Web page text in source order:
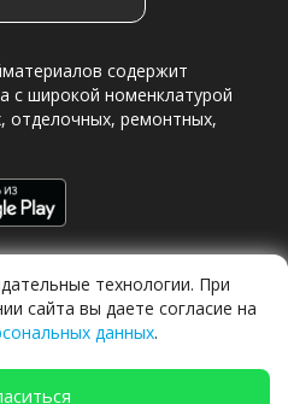
содержит
с широкой номенклатурой
отделочных, ремонтных,
согласие на
технологии. При
сайта вы даете согласие на
данных.